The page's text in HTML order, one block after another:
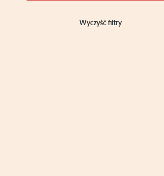
Wyczyść filtry